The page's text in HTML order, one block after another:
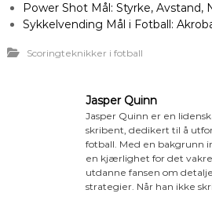
Power Shot Mål: Styrke, Avstand,
Sykkelvending Mål i Fotball:
Scoringteknikker i fotball
Jasper Quinn
Jasper Quinn er en
skribent, dedikert til å
fotball. Med en bakgrunn
en kjærlighet for det vakre
utdanne fansen om
strategier. Når han ikke